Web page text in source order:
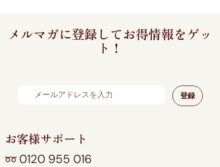
メルマガに登録してお得情報をゲッ
ト！
お客様サポート
0120 955 016